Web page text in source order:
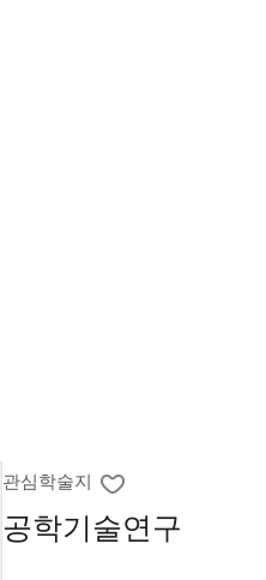
관심학술지
공학기술연구